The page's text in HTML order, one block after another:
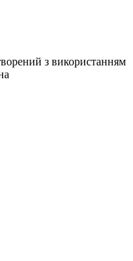
з використанням